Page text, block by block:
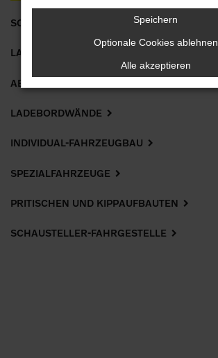
SCHWERLAST-AUFBAUTEN
LADEKRANE-AUFBAUTEN
ABSETZ- UND ABROLLKIPPER
LADEBORDWÄNDE
INDIVIDUAL-FAHRZEUGBAU
SPEZIALFAHRZEUGE
PRITISCHEN UND KIPPAUFBAUTEN
SCHAUSTELLER-FAHRGESTELLE
Speichern
Optionale Cookies ablehnen
Alle akzeptieren